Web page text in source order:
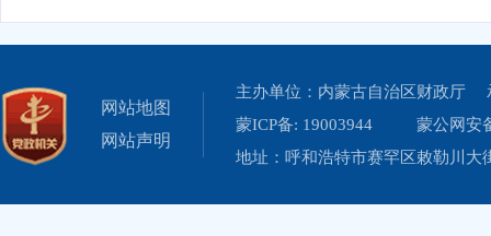
网站地图
网站声明
主办单位：内蒙古自治区财政厅
蒙ICP备: 19003944
蒙公网安
地址：呼和浩特市赛罕区敕勒川